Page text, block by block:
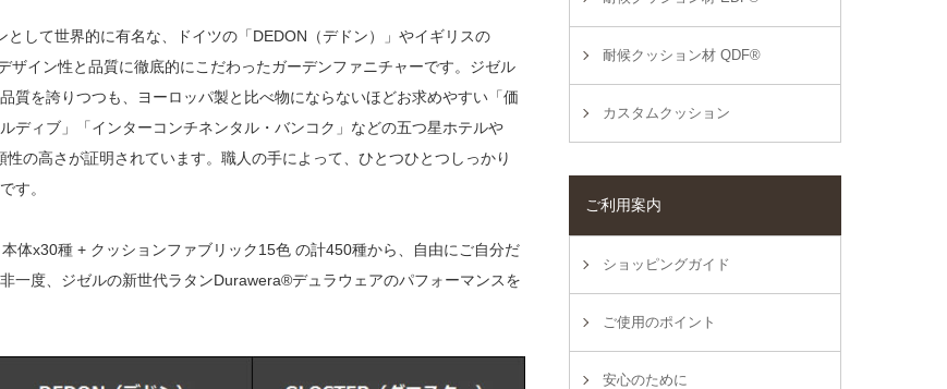
して世界的に有名な、ドイツの「DEDON（デドン）」やイギリスの
ザイン性と品質に徹底的にこだわったガーデンファニチャーです。ジゼル
質を誇りつつも、ヨーロッパ製と比べ物にならないほどお求めやすい「価
ディブ」「インターコンチネンタル・バンコク」などの五つ星ホテルや
の高さが証明されています。職人の手によって、ひとつひとつしっかり
す。
x30種 + クッションファブリック15色 の計450種から、自由にご自分だ
一度、ジゼルの新世代ラタンDurawera®デュラウェアのパフォーマンスを
耐候クッション材 QDF®
カスタムクッション
ご利用案内
ショッピングガイド
ご使用のポイント
安心のために